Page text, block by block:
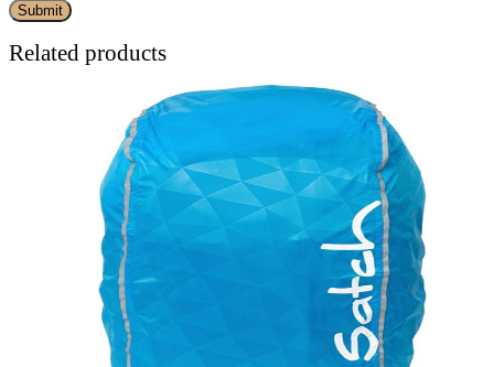
Related products